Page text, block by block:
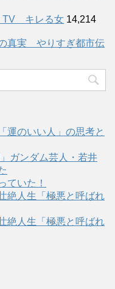
TV キレる女 14,214
真実 やりすぎ都市伝
運のいい人」の思考と
ガンダム芸人・若井
ていた！
絶人生「極悪と呼ばれ
絶人生「極悪と呼ばれ